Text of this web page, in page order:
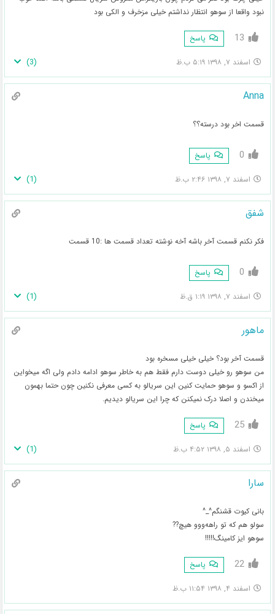
نبود واقعا از سوهو انتظار نداشتم خیلی مزخرف و الکی بود
13 پاسخ
اسفند ۷, ۱۳۹۸ ۵:۱۹ ب.ظ (
3
)
Anna
قسمت اخر بود درسته؟؟
0 پاسخ
اسفند ۷, ۱۳۹۸ ۲:۴۶ ب.ظ (
1
)
شفق
فکر نکنم قسمت آخر باشه آخه نوشته تعداد قسمت ها :10 قسمت
0 پاسخ
اسفند ۷, ۱۳۹۸ ۱:۱۹ ق.ظ (
1
)
ماهور
قسمت آخر بود؟ خیلی خیلی مسخره بود
من سوهو رو خیلی دوست دارم فقط هم به خاطر سوهو ادامه دادم ولی اگه میخواین
از اکسو و سوهو حمایت کنین این سریالو به کسی معرفی نکنین چون حتما بهمون
میخندن و اصلا درک نمیکنن که چرا این سریالو دیدیم.
25 پاسخ
اسفند ۵, ۱۳۹۸ ۴:۵۲ ب.ظ (
1
)
سارا
بانی کیوت قشنگم^_^
سولو هم که تو راهه‌ووو هیچ??
سوهو ایز کامینگ!!!!!
22 پاسخ
اسفند ۴, ۱۳۹۸ ۱۱:۵۴ ب.ظ